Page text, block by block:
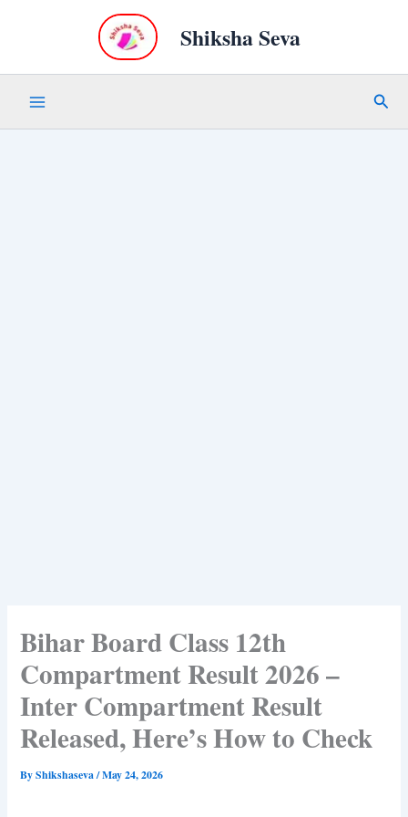
Shiksha Seva
Bihar Board Class 12th
Compartment Result 2026 –
Inter Compartment Result
Released, Here’s How to Check
ByShikshaseva/May 24, 2026